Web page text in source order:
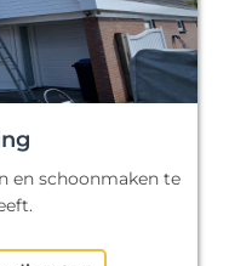
en schoonmaken te